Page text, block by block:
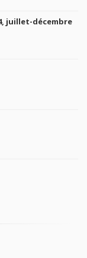
juillet-décembre